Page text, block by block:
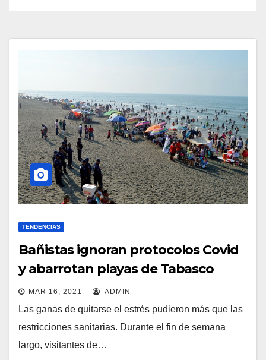
TENDENCIAS
Bañistas ignoran protocolos Covid
y abarrotan playas de Tabasco
MAR 16, 2021 ADMIN
Las ganas de quitarse el estrés pudieron más que las
restricciones sanitarias. Durante el fin de semana
largo, visitantes de…